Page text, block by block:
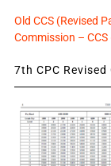
Old CCS (Revised
Commission –
7th CPC